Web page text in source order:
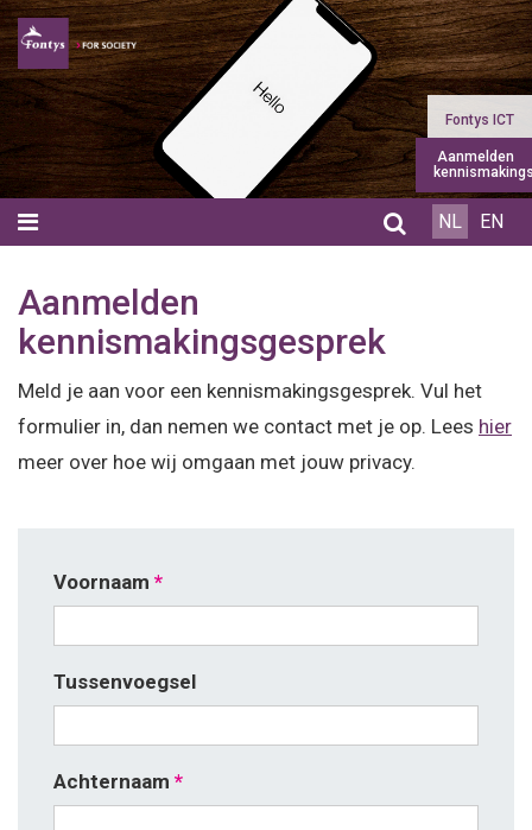
Fontys ICT
Aanmelden
NL EN
Home
Agenda
Aanbod
Medewerkers
Studiecoaches
Succesverhalen
Aanmelden
kennismakingsgesprek
Meld je aan voor een kennismakingsgesprek. Vul het
formulier in, dan nemen we contact met je op. Lees hier
meer over hoe wij omgaan met jouw privacy.
Voornaam
Tussenvoegsel
Achternaam